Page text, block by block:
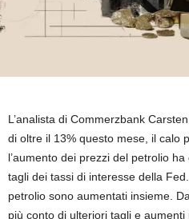
L’analista di Commerzbank
di oltre il 13% questo mese, il calo
l’aumento dei prezzi del petrolio
tagli dei tassi di interesse della
petrolio sono aumentati insieme.
più conto di ulteriori tagli e aumenti